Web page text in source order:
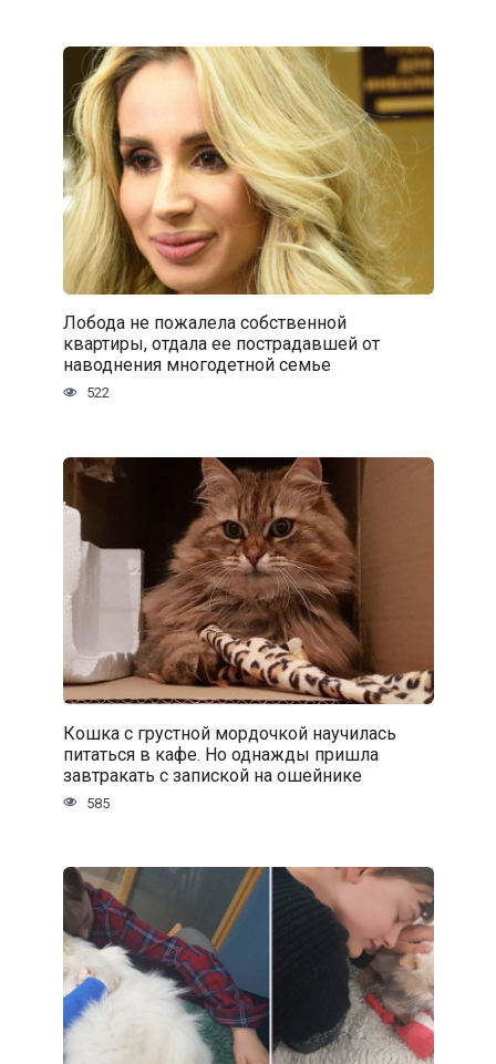
Лобода не пожалела собственной
квартиры, отдала ее пострадавшей от
наводнения многодетной семье
522
Кошка с грустной мордочкой научилась
питаться в кафе. Но однажды пришла
завтракать с запиской на ошейнике
585